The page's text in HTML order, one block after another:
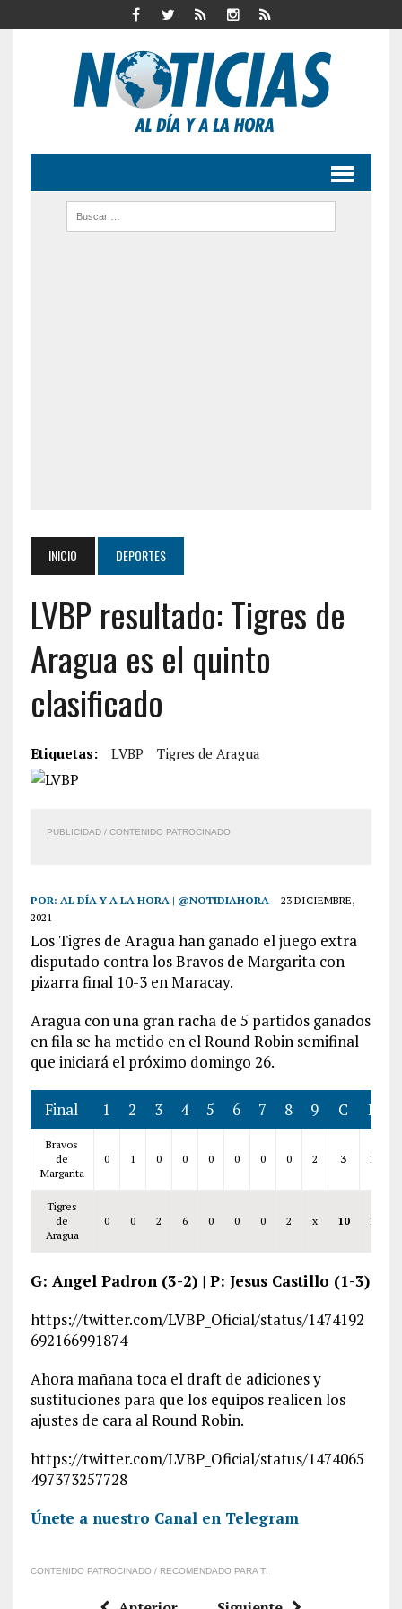
INICIO DEPORTES
LVBP resultado: Tigres de
Aragua es el quinto
clasificado
Etiquetas: LVBP Tigres de Aragua
PUBLICIDAD / CONTENIDO PATROCINADO
POR: AL DÍA Y A LA HORA | @NOTIDIAHORA
23 DICIEMBRE,
2021
Los Tigres de Aragua han ganado el juego extra
disputado contra los Bravos de Margarita con
pizarra final 10-3 en Maracay.
Aragua con una gran racha de 5 partidos ganados
en fila se ha metido en el Round Robin semifinal
que iniciará el próximo domingo 26.
Final 1 2 3 4 5 6 7 8 9 C H
Bravos
de
Margarita
0 1 0 0 0 0 0 0 2 3 10
Tigres
de
Aragua
0 0 2 6 0 0 0 2 x 10 14
G: Angel Padron (3-2) | P: Jesus Castillo (1-3)
https://twitter.com/LVBP_Oficial/status/1474192
692166991874
Ahora mañana toca el draft de adiciones y
sustituciones para que los equipos realicen los
ajustes de cara al Round Robin.
https://twitter.com/LVBP_Oficial/status/1474065
497373257728
Únete a nuestro Canal en Telegram
CONTENIDO PATROCINADO / RECOMENDADO PARA TI